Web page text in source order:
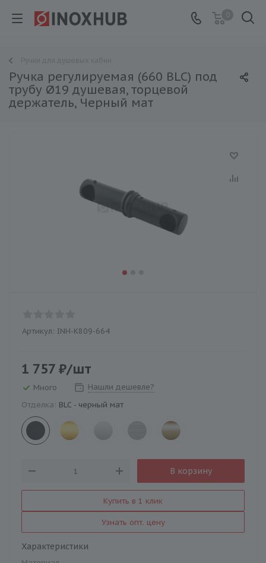
0
Ручка регулируемая (660 BLC) под
трубу Ø19 душевая, торцевой
держатель, Черный мат
Артикул: INH-K809-664
1 757 ₽/шт
Много
Нашли дешевле?
Отделка: BLC - черный мат
В корзину
Купить в 1 клик
Узнать опт. цену
Характеристики